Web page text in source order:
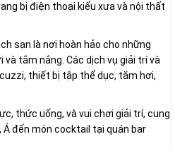
bị điện thoại kiểu xưa và nội thất
sạn là nơi hoàn hảo cho những
và tắm nắng. Các dịch vụ giải trí và
thiết bị tập thể dục, tắm hơi,
thức uống, và vui chơi giải trí, cung
đến món cocktail tại quán bar